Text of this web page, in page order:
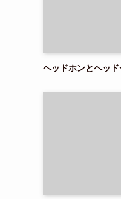
ヘッドホンとヘッ